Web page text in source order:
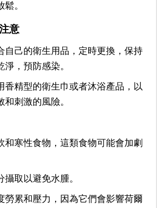
。
意
自己的衛生用品，定時更換，保持
淨，預防感染。
香精型的衛生巾或者沐浴產品，以
和刺激的風險。
和寒性食物，這類食物可能會加劇
攝取以避免水腫。
勞累和壓力，因為它們會影響荷爾